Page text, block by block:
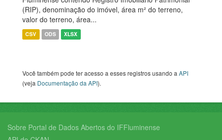
(RIP), denominação do imóvel, área m² do terreno,
valor do terreno, área...
CSV ODS XLSX
Você também pode ter acesso a esses registros usando aAPI
(veja Documentação da API).
Sobre Portal de Dados Abertos do IFFluminense